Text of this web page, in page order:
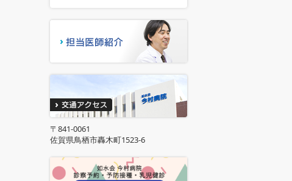
〒841-0061
佐賀県鳥栖市轟木町1523-6